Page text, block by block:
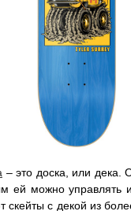
– это доска, или дека.
ей можно
скейты с декой из